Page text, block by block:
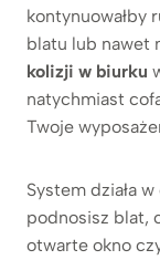
kontynuowałby
blatu lub nawet
kolizji w biurku
natychmiast
Twoje
System działa
podnosisz blat,
otwarte okno